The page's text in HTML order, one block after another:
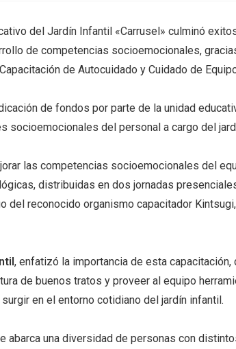
del Jardín Infantil «Carrusel» culminó
de competencias socioemocionales,
de Autocuidado y Cuidado de
de fondos por parte de la unidad
socioemocionales del personal a cargo del
las competencias socioemocionales del
distribuidas en dos jornadas
del reconocido organismo capacitador
, enfatizó la importancia de esta capacitación,
de buenos tratos y proveer al equipo
en el entorno cotidiano del jardín infantil.
abarca una diversidad de personas con